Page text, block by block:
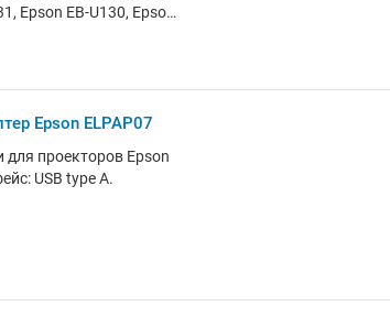
Epson EB-U130, Epson
Epson ELPAP07
для проекторов Epson
USB type A.